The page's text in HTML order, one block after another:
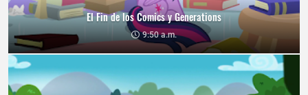
El Fin de los Comics y Generations
9:50 a.m.